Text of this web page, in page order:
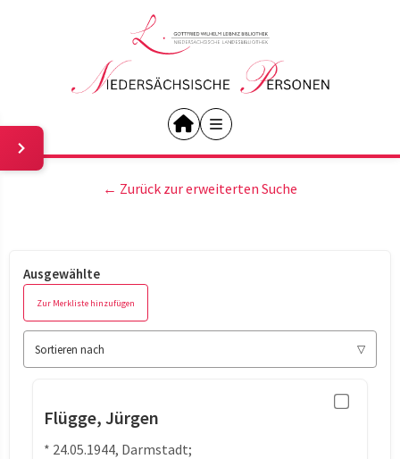
← Zurück zur erweiterten Suche
Ausgewählte
Zur Merkliste hinzufügen
Sortieren nach
Flügge, Jürgen
* 24.05.1944, Darmstadt;